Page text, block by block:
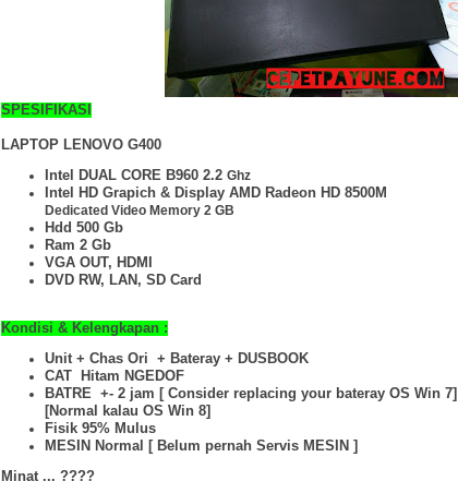
SPESIFIKASI
LAPTOP LENOVO G400
Intel DUAL CORE B960 2.2 Ghz
Intel HD Grapich & Display AMD Radeon HD 8500M
Dedicated Video Memory 2 GB
Hdd 500 Gb
Ram 2 Gb
VGA OUT, HDMI
DVD RW, LAN, SD Card
Kondisi & Kelengkapan :
Unit + Chas Ori + Bateray + DUSBOOK
CAT Hitam NGEDOF
BATRE +- 2 jam [ Consider replacing your bateray OS Win 7]
[Normal kalau OS Win 8]
Fisik 95% Mulus
MESIN Normal [ Belum pernah Servis MESIN ]
Minat ... ????